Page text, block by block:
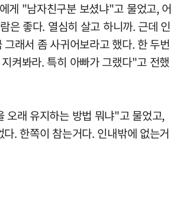
게 "남자친구분 보셨냐"고 물었고, 어
은 좋다. 열심히 살고 하니까. 근데 인
그래서 좀 사귀어보라고 했다. 한 두번
켜봐라. 특히 아빠가 그랬다"고 전했
오래 유지하는 방법 뭐냐"고 물었고,
. 한쪽이 참는거다. 인내밖에 없는거